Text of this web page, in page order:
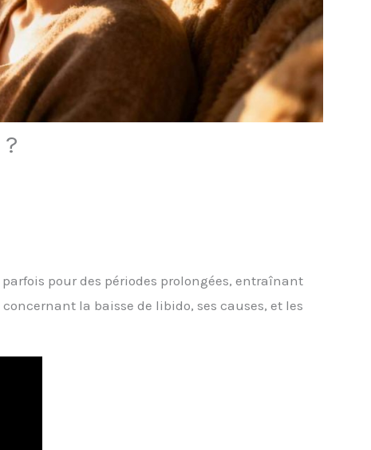
pour des périodes prolongées, entraînant
la baisse de libido, ses causes, et les